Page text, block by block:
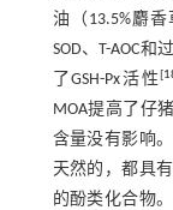
油（13.5%麝
SOD、T-AOC
了GSH-Px活性[
MOA提高了仔
含量没有影响
天然的，都具
的酚类化合物